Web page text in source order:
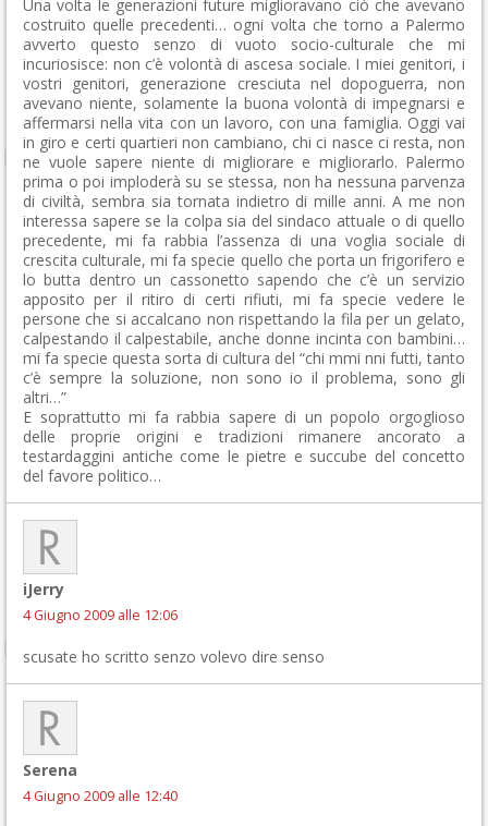
Una volta le generazioni future miglioravano ciò che avevano
costruito quelle precedenti… ogni volta che torno a Palermo
avverto questo senzo di vuoto socio-culturale che mi
incuriosisce: non c’è volontà di ascesa sociale. I miei genitori, i
vostri genitori, generazione cresciuta nel dopoguerra, non
avevano niente, solamente la buona volontà di impegnarsi e
affermarsi nella vita con un lavoro, con una famiglia. Oggi vai
in giro e certi quartieri non cambiano, chi ci nasce ci resta, non
ne vuole sapere niente di migliorare e migliorarlo. Palermo
prima o poi imploderà su se stessa, non ha nessuna parvenza
di civiltà, sembra sia tornata indietro di mille anni. A me non
interessa sapere se la colpa sia del sindaco attuale o di quello
precedente, mi fa rabbia l’assenza di una voglia sociale di
crescita culturale, mi fa specie quello che porta un frigorifero e
lo butta dentro un cassonetto sapendo che c’è un servizio
apposito per il ritiro di certi rifiuti, mi fa specie vedere le
persone che si accalcano non rispettando la fila per un gelato,
calpestando il calpestabile, anche donne incinta con bambini…
mi fa specie questa sorta di cultura del “chi mmi nni futti, tanto
c’è sempre la soluzione, non sono io il problema, sono gli
altri…”
E soprattutto mi fa rabbia sapere di un popolo orgoglioso
delle proprie origini e tradizioni rimanere ancorato a
testardaggini antiche come le pietre e succube del concetto
del favore politico…
iJerry
4 Giugno 2009 alle 12:06
scusate ho scritto senzo volevo dire senso
Serena
4 Giugno 2009 alle 12:40